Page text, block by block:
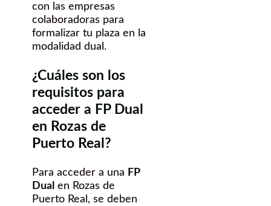
con las empresas
colaboradoras para
formalizar tu plaza en la
modalidad dual.
¿Cuáles son los
requisitos para
acceder a FP Dual
en Rozas de
Puerto Real?
Para acceder a una FP
Dual en Rozas de
Puerto Real, se deben